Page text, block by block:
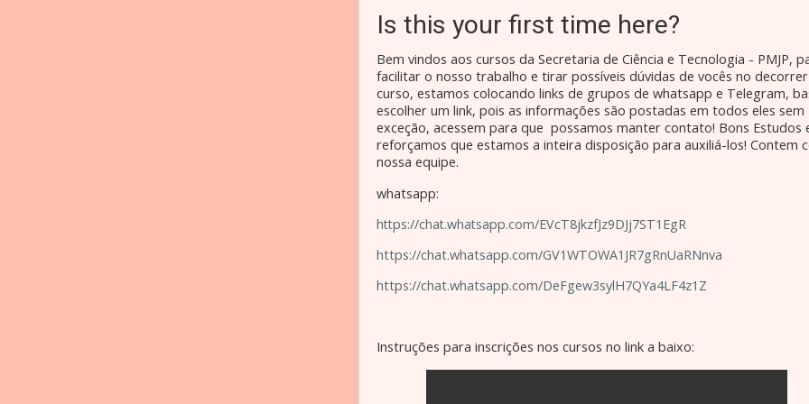
Is this your first time here?
Bem vindos aos cursos da Secretaria de Ciência e Tecnologia - PMJP,
facilitar o nosso trabalho e tirar possíveis dúvidas de vocês no
curso, estamos colocando links de grupos de whatsapp e Telegram,
escolher um link, pois as informações são postadas em todos eles sem
exceção, acessem para que possamos manter contato! Bons Estudos
reforçamos que estamos a inteira disposição para auxiliá-los! Contem
nossa equipe.
whatsapp:
https://chat.whatsapp.com/EVcT8jkzfJz9DJj7ST1EgR
https://chat.whatsapp.com/GV1WTOWA1JR7gRnUaRNnva
https://chat.whatsapp.com/DeFgew3sylH7QYa4LF4z1Z
Instruções para inscrições nos cursos no link a baixo: